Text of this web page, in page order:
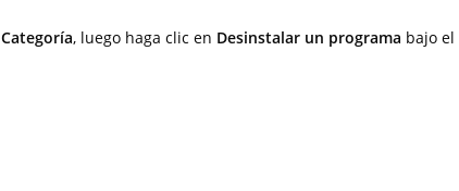
Categoría, luego haga clic en Desinstalar un programa bajo el